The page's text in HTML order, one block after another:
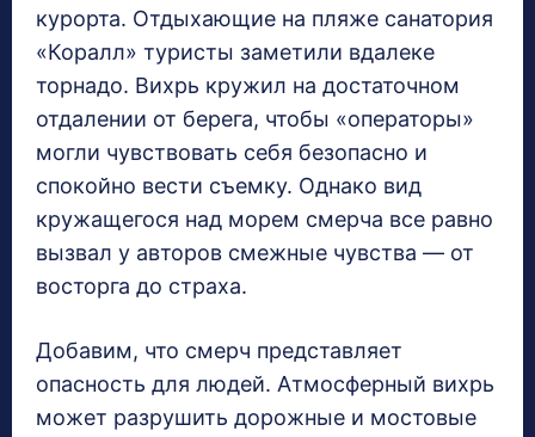
курорта. Отдыхающие на пляже санатория
«Коралл» туристы заметили вдалеке
торнадо. Вихрь кружил на достаточном
отдалении от берега, чтобы «операторы»
могли чувствовать себя безопасно и
спокойно вести съемку. Однако вид
кружащегося над морем смерча все равно
вызвал у авторов смежные чувства — от
восторга до страха.
Добавим, что смерч представляет
опасность для людей. Атмосферный вихрь
может разрушить дорожные и мостовые